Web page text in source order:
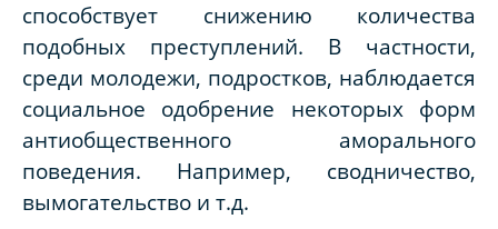
способствует снижению количества
подобных преступлений. В частности,
среди молодежи, подростков, наблюдается
социальное одобрение некоторых форм
антиобщественного аморального
поведения. Например, сводничество,
вымогательство и т.д.